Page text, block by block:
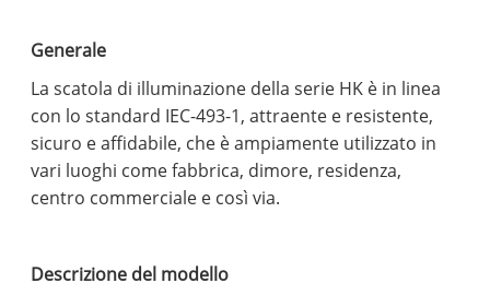
Generale
La scatola di illuminazione della serie HK è in linea
con lo standard IEC-493-1, attraente e resistente,
sicuro e affidabile, che è ampiamente utilizzato in
vari luoghi come fabbrica, dimore, residenza,
centro commerciale e così via.
Descrizione del modello